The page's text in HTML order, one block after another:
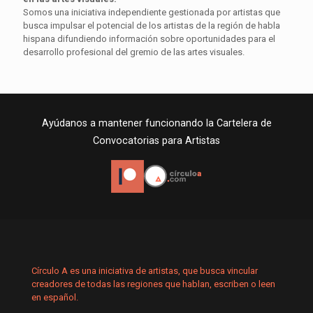
Somos una iniciativa independiente gestionada por artistas que
busca impulsar el potencial de los artistas de la región de habla
hispana difundiendo información sobre oportunidades para el
desarrollo profesional del gremio de las artes visuales.
Ayúdanos a mantener funcionando la Cartelera de
Convocatorias para Artistas
Círculo A es una iniciativa de artistas, que busca vincular
creadores de todas las regiones que hablan, escriben o leen
en español.